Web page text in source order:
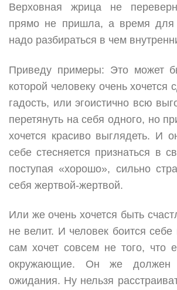
Верховная жрица не
прямо не пришла, а время для
надо разбираться в чем
Приведу примеры: Это может
которой человеку очень хочется
гадость, или эгоистично всю
перетянуть на себя одного, но
хочется красиво выглядеть. И
себе стесняется признаться в
поступая «хорошо», сильно
себя жертвой-жертвой.
Или же очень хочется быть
не велит. И человек боится себе
сам хочет совсем не того, что
окружающие. Он же должен
ожидания. Ну нельзя